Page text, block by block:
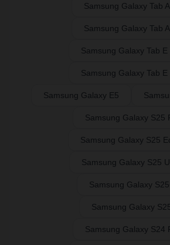
Samsung Galaxy Tab
Samsung Galaxy Tab
Samsung Galaxy Tab E
Samsung Galaxy Tab E
Samsung Galaxy E5
Samsung Galaxy S25
Samsung Galaxy S25
Samsung Galaxy S25
Samsung Galaxy
Samsung Galaxy
Samsung Galaxy S24